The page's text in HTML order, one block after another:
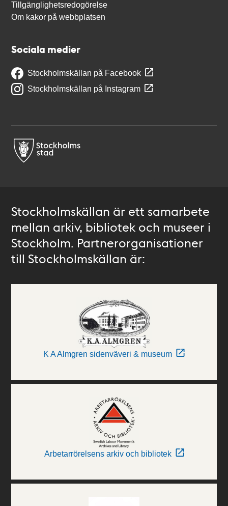
Tillgänglighetsredogörelse
Om kakor på webbplatsen
Sociala medier
Stockholmskällan på Facebook
Stockholmskällan på Instagram
Stockholmskällan är ett samarbete
mellan arkiv, bibliotek och museer i
Stockholm. Partnerorganisationer
till Stockholmskällan är:
K A Almgren sidenväveri & museum
Arbetarrörelsens arkiv och bibliotek